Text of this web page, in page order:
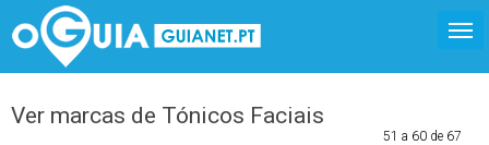
Ver marcas de Tónicos Faciais
51 a 60 de 67